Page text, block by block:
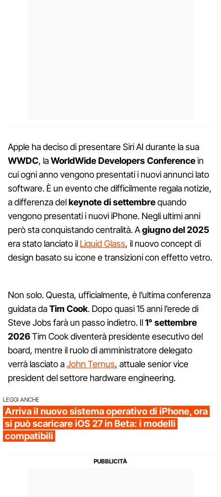
Apple ha deciso di presentare Siri AI durante la sua
WWDC, laWorldWide Developers Conferencein
cui ogni anno vengono presentati i nuovi annunci lato
software. È un evento che difficilmente regala notizie,
a differenza delkeynote di settembrequando
vengono presentati i nuovi iPhone. Negli ultimi anni
però sta conquistando centralità. Agiugno del 2025
era stato lanciato il Liquid Glass, il nuovo concept di
design basato su icone e transizioni con effetto vetro.
Non solo. Questa, ufficialmente, è l’ultima conferenza
guidata daTim Cook. Dopo quasi 15 anni l’erede di
Steve Jobs farà un passo indietro. Il1° settembre
2026Tim Cook diventerà presidente esecutivo del
board, mentre il ruolo di amministratore delegato
verrà lasciato aJohn Ternus, attuale senior vice
president del settore hardware engineering.
LEGGI ANCHE
Arriva il nuovo sistema operativo di iPhone, ora
si può scaricare iOS 27 in Beta: i modelli
compatibili